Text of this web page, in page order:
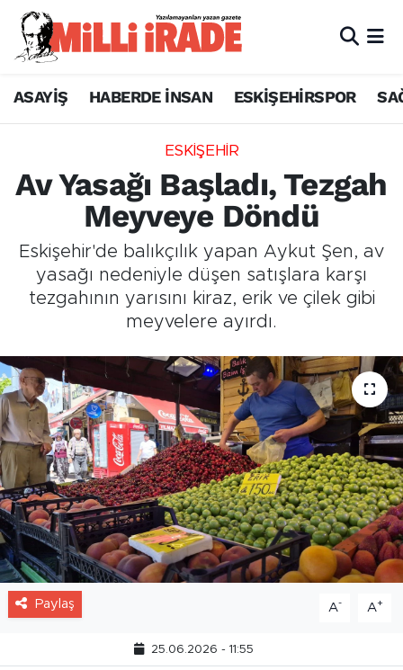
ASAYİŞ HABERDE İNSAN ESKİŞEHİRSPOR
ESKİŞEHİR
Av Yasağı Başladı, Tezgah
Meyveye Döndü
Eskişehir'de balıkçılık yapan Aykut Şen, av
yasağı nedeniyle düşen satışlara karşı
tezgahının yarısını kiraz, erik ve çilek gibi
meyvelere ayırdı.
Paylaş A- A+
25.06.2026 - 11:55